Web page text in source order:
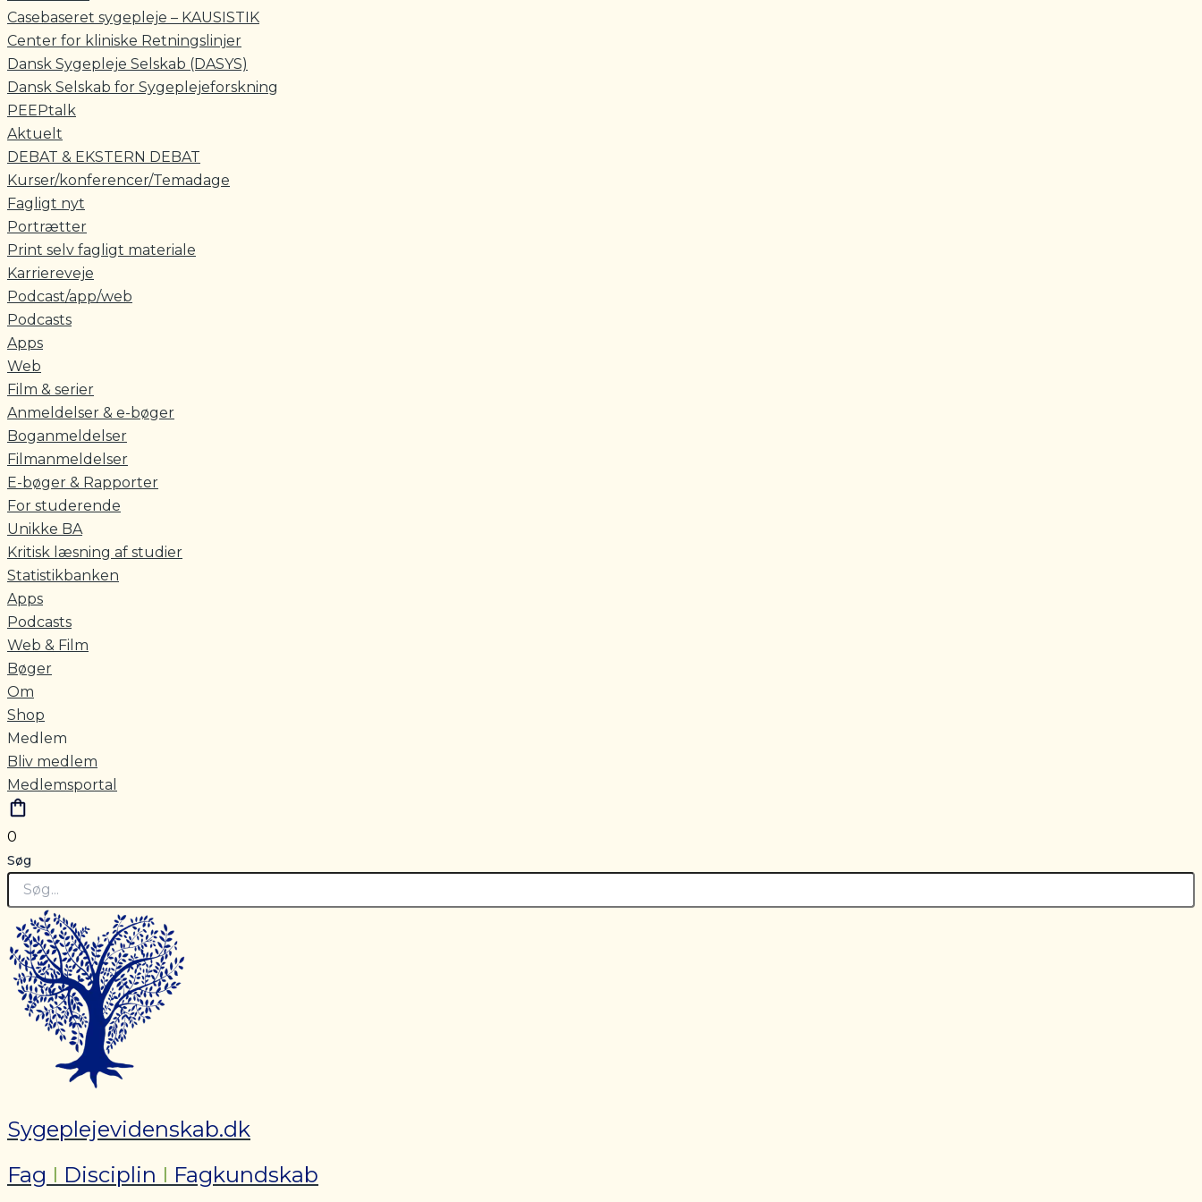
Casebaseret sygepleje – KAUSISTIK
Center for kliniske Retningslinjer
Dansk Sygepleje Selskab (DASYS)
Dansk Selskab for Sygeplejeforskning
PEEPtalk
Aktuelt
DEBAT & EKSTERN DEBAT
Kurser/konferencer/Temadage
Fagligt nyt
Portrætter
Print selv fagligt materiale
Karriereveje
Podcast/app/web
Podcasts
Apps
Web
Film & serier
Anmeldelser & e-bøger
Boganmeldelser
Filmanmeldelser
E-bøger & Rapporter
For studerende
Unikke BA
Kritisk læsning af studier
Statistikbanken
Apps
Podcasts
Web & Film
Bøger
Om
Shop
Medlem
Bliv medlem
Medlemsportal
0
Søg
Sygeplejevidenskab.dk
Fag I Disciplin I Fagkundskab